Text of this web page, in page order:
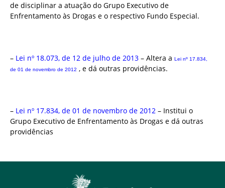
de disciplinar a atuação do Grupo Executivo de
Enfrentamento às Drogas e o respectivo Fundo Especial.
– Lei nº 18.073, de 12 de julho de 2013 – Altera a Lei nº 17.834,
de 01 de novembro de 2012 , e dá outras providências.
– Lei nº 17.834, de 01 de novembro de 2012 – Institui o
Grupo Executivo de Enfrentamento às Drogas e dá outras
providências